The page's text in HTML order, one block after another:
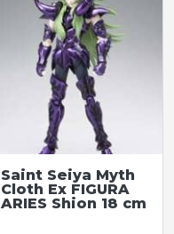
Saint Seiya Myth
Cloth Ex FIGURA
ARIES Shion 18 cm